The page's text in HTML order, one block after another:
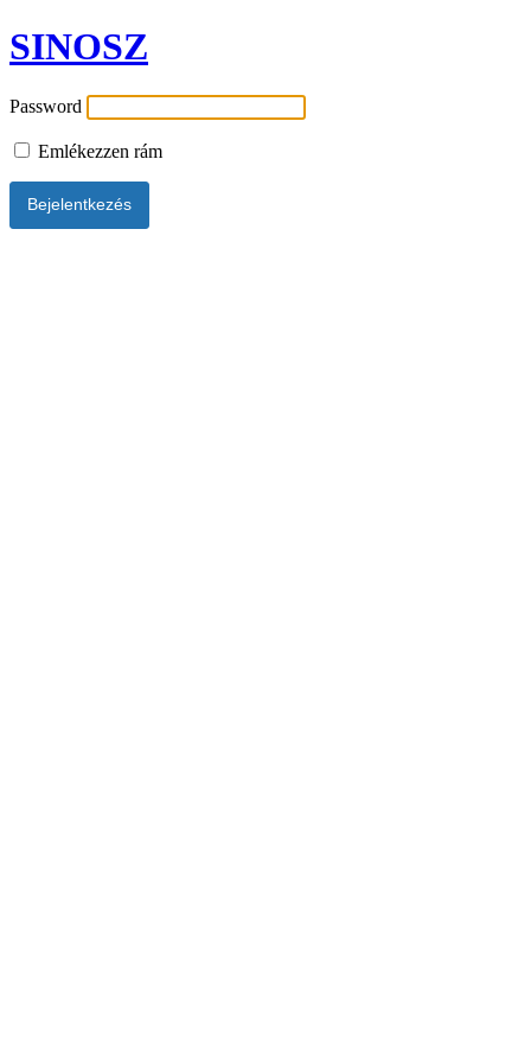
SINOSZ
Password
Emlékezzen rám